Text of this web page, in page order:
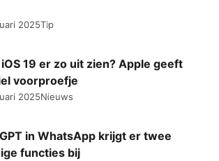
2025Tip
iOS 19 er zo uit zien? Apple geeft
voorproefje
2025Nieuws
in WhatsApp krijgt er twee
functies bij